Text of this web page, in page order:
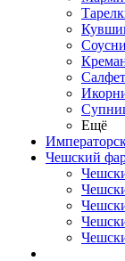
Ещё
Чешский